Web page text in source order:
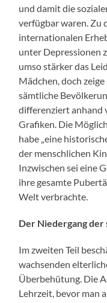
und damit die
verfügbar waren. Zu
internationalen
unter Depressionen
umso stärker das
Mädchen, doch
sämtliche
differenziert anhand
Grafiken. Die
habe „eine
der menschlichen
Inzwischen sei eine
ihre gesamte
Welt verbrachte.
Der Niedergang
Im zweiten Teil
wachsenden
Überbehütung. Die
Lehrzeit, bevor man